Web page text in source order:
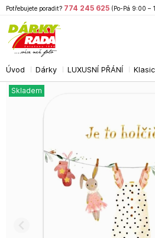
Úvod Dárky LUXUSNÍ PŘÁNÍ
Skladem
Potřebujete poradit? 774 245 625 (Po-Pá 9:00 –